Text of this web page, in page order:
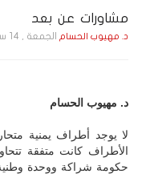
مشاورات عن بعد
د. مهيوب الحسام الجمعة , 14 سـبـتـمـبـر , 2018 الساعة 6:23:10 PM
د. مهيوب الحسام
لا يوجد أطراف يمنية
الأطراف كانت متفقة
حكومة شراكة ووحدة